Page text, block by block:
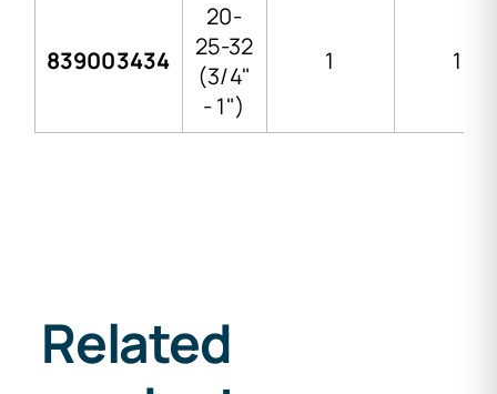
839003434
20-
25-32
(3/4"
- 1")
1 1
Related